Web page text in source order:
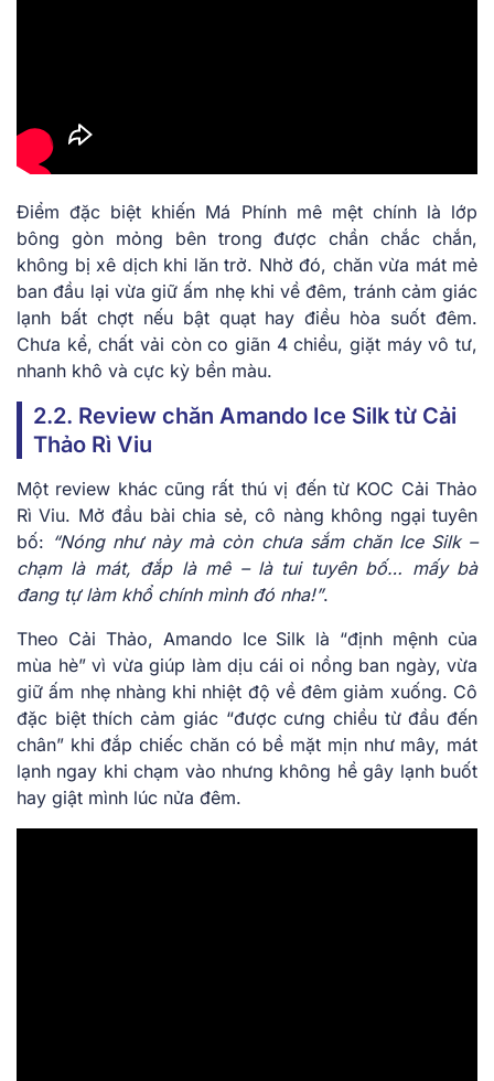
Điểm đặc biệt khiến Má Phính mê mệt chính là lớp
bông gòn mỏng bên trong được chần chắc chắn,
không bị xê dịch khi lăn trở. Nhờ đó, chăn vừa mát mẻ
ban đầu lại vừa giữ ấm nhẹ khi về đêm, tránh cảm giác
lạnh bất chợt nếu bật quạt hay điều hòa suốt đêm.
Chưa kể, chất vải còn co giãn 4 chiều, giặt máy vô tư,
nhanh khô và cực kỳ bền màu.
2.2. Review chăn Amando Ice Silk từ Cải
Thảo Rì Viu
Một review khác cũng rất thú vị đến từ KOC Cải Thảo
Rì Viu. Mở đầu bài chia sẻ, cô nàng không ngại tuyên
bố: “Nóng như này mà còn chưa sắm chăn Ice Silk –
chạm là mát, đắp là mê – là tui tuyên bố… mấy bà
đang tự làm khổ chính mình đó nha!”.
Theo Cải Thảo, Amando Ice Silk là “định mệnh của
mùa hè” vì vừa giúp làm dịu cái oi nồng ban ngày, vừa
giữ ấm nhẹ nhàng khi nhiệt độ về đêm giảm xuống. Cô
đặc biệt thích cảm giác “được cưng chiều từ đầu đến
chân” khi đắp chiếc chăn có bề mặt mịn như mây, mát
lạnh ngay khi chạm vào nhưng không hề gây lạnh buốt
hay giật mình lúc nửa đêm.